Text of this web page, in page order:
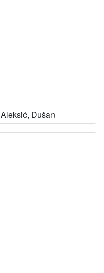
Aleksić, Dušan